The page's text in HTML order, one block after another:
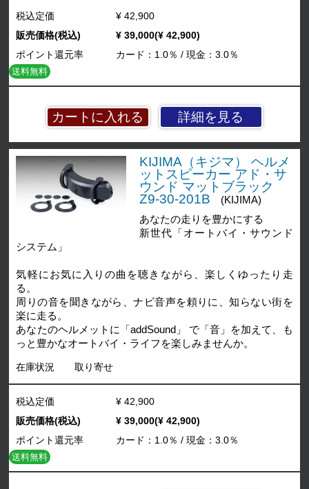
詳細を見る
税込定価
¥ 42,900
販売価格(税込)
¥ 39,000(¥ 42,900)
ポイント還元率
カード：1.0％ / 現金：3.0％
送料無料
KIJIMA（キジマ） ヘルメ
ットスピーカー アド・サ
ウンド マットブラック
Z9-30-201B
(KIJIMA)
あなたの走りを豊かにする
新世代「オートバイ・サウンド
システム」
気軽にお気に入りの曲を聴きながら、楽しくゆったり走
る。
周りの音を聞きながら、ナビ音声を頼りに、知らない街を
楽に走る。
あなたのヘルメットに「addSound」 で「音」を加えて、も
っと豊かなオートバイ・ライフを楽しみませんか。
在庫状況 取り寄せ
税込定価
¥ 42,900
販売価格(税込)
¥ 39,000(¥ 42,900)
ポイント還元率
カード：1.0％ / 現金：3.0％
送料無料